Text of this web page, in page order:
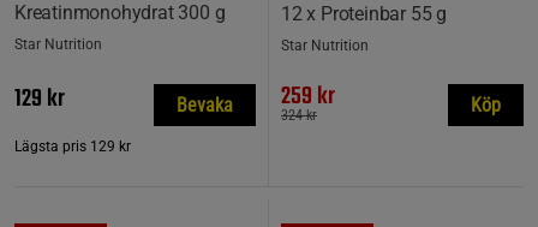
Kreatinmonohydrat 300 g
Star Nutrition
129 kr
Lägsta pris 129 kr
Bevaka
12 x Proteinbar 55 g
Star Nutrition
259 kr
324 kr Köp